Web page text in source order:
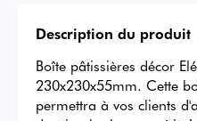
Description du produit
Boîte pâtissières décor
230x230x55mm. Cette
permettra à vos clients